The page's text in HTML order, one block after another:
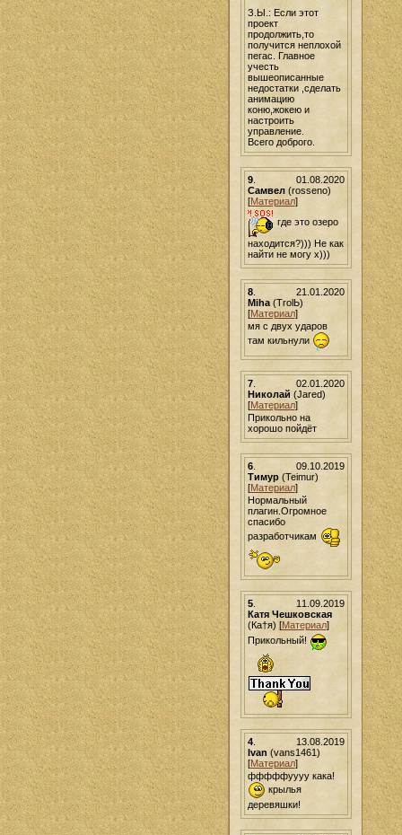
З.Ы.: Если этот
проект
продолжить,то
получится неплохой
пегас. Главное
учесть
вышеописанные
недостатки ,сделать
анимацию
коню,жокею и
настроить
управление.
Всего доброго.
01.08.2020
9.
Самвел(rosseno)
[Материал]
где это озеро
находится?))) Не как
найти не могу х)))
21.01.2020
8.
Miha(TrolЬ)
[Материал]
мя с двух ударов
там кильнули
02.01.2020
7.
Николай (Jared)
[Материал]
Прикольно на
хорошо пойдёт
09.10.2019
6.
Тимур(Teimur)
[Материал]
Нормальный
плагин.Огромное
спасибо
разработчикам
11.09.2019
5.
Катя Чешковская
(Ка†я) [Материал]
Прикольный!
13.08.2019
4.
Ivan (vans1461)
[Материал]
фффффуууу кака!
крылья
деревяшки!